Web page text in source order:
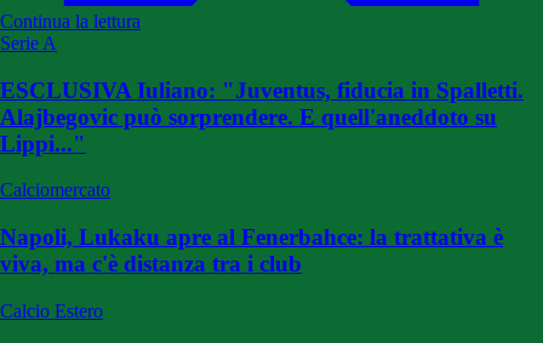
Continua la lettura
Serie A
ESCLUSIVA Iuliano: "Juventus, fiducia in Spalletti.
Alajbegovic può sorprendere. E quell'aneddoto su
Lippi..."
Calciomercato
Napoli, Lukaku apre al Fenerbahce: la trattativa è
viva, ma c'è distanza tra i club
Calcio Estero